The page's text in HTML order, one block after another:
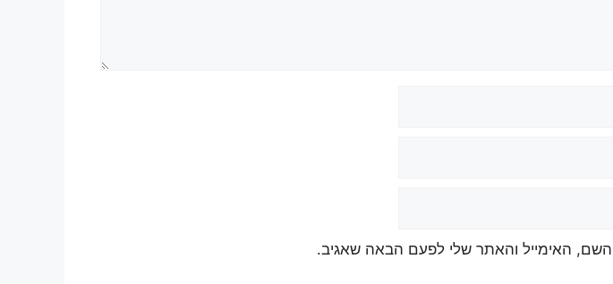
האימייל והאתר שלי לפעם הבאה שאגיב.